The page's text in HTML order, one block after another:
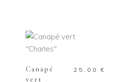
AJOUTER AU
PANIER
Canapé
vert
25,00 €